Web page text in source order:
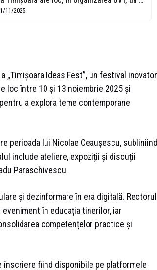
11/2025
„Timișoara Ideas Fest”, un festival inovator
loc între 10 și 13 noiembrie 2025 și
a explora teme contemporane
perioada lui Nicolae Ceaușescu, subliniind
include ateliere, expoziții și discuții
Paraschivescu.
și dezinformare în era digitală. Rectorul
în educația tinerilor, iar
competențelor practice și
fiind disponibile pe platformele